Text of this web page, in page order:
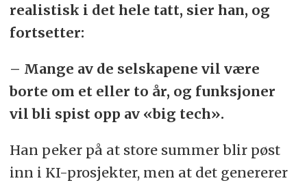
realistisk i det hele tatt, sier han, og
fortsetter:
– Mange av de selskapene vil være
borte om et eller to år, og funksjoner
vil bli spist opp av «big tech».
Han peker på at store summer blir pøst
inn i KI-prosjekter, men at det genererer